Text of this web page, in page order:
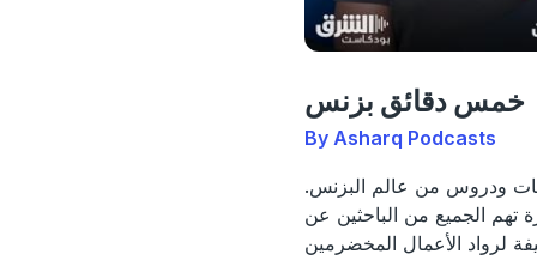
خمس دقائق بزنس
By Asharq Podcasts
ودروس من عالم البزنس.
تهم الجميع من الباحثين عن